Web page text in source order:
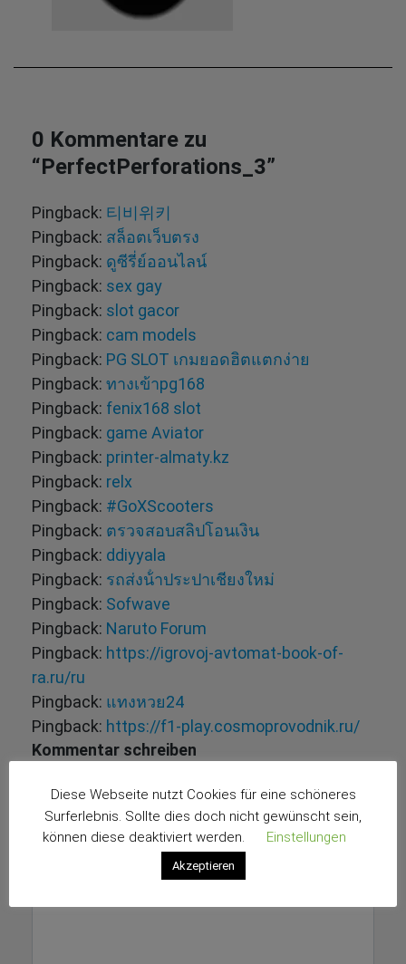
0 Kommentare zu
“PerfectPerforations_3”
Pingback: 티비위키
Pingback: สล็อตเว็บตรง
Pingback: ดูซีรี่ย์ออนไลน์
Pingback: sex gay
Pingback: slot gacor
Pingback: cam models
Pingback: PG SLOT เกมยอดฮิตแตกง่าย
Pingback: ทางเข้าpg168
Pingback: fenix168 slot
Pingback: game Aviator
Pingback: printer-almaty.kz
Pingback: relx
Pingback: #GoXScooters
Pingback: ตรวจสอบสลิปโอนเงิน
Pingback: ddiyyala
Pingback: รถส่งน้ําประปาเชียงใหม่
Pingback: Sofwave
Pingback: Naruto Forum
Pingback: https://igrovoj-avtomat-book-of-
ra.ru/ru
Pingback: แทงหวย24
Pingback: https://f1-play.cosmoprovodnik.ru/
Kommentar schreiben
Deine E-Mail-Adresse wird nicht veröffentlicht.
Erforderliche Felder sind mit*markiert
Diese Webseite nutzt Cookies für eine schöneres
Surferlebnis. Sollte dies doch nicht gewünscht sein,
können diese deaktiviert werden.
Einstellungen
Akzeptieren